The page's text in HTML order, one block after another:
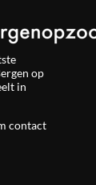
op
in
contact